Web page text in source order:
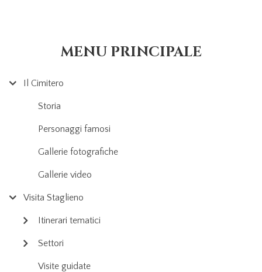
MENU PRINCIPALE
Il Cimitero
Storia
Personaggi famosi
Gallerie fotografiche
Gallerie video
Visita Staglieno
Itinerari tematici
Settori
Visite guidate